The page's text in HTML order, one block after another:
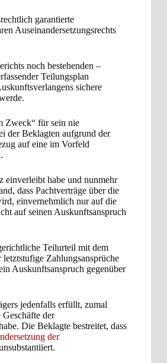
garantierte
Auseinandersetzungsrechts
noch bestehenden –
Teilungsplan
sichere
Zweck“ für sein nie
der Beklagten aufgrund der
auf eine im Vorfeld
einverleibt habe und nunmehr
dass Pachtverträge über die
einvernehmlich nur auf die
auf seinen Auskunftsanspruch
Teilurteil mit dem
Zahlungsansprüche
Auskunftsanspruch gegenüber
jedenfalls erfüllt, zumal
der
Die Beklagte bestreitet, dass
der